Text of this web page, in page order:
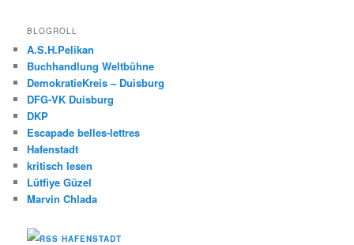
BLOGROLL
A.S.H.Pelikan
Buchhandlung Weltbühne
DemokratieKreis – Duisburg
DFG-VK Duisburg
DKP
Escapade belles-lettres
Hafenstadt
kritisch lesen
Lütfiye Güzel
Marvin Chlada
HAFENSTADT